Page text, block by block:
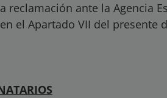
reclamación ante la Agencia
el Apartado VII del presente